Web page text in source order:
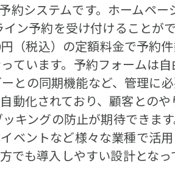
システムです。ホームペー
ン予約を受け付けることが
（税込）の定額料金で予約
ています。予約フォームは自
との同期機能など、管理に
動化されており、顧客とのや
キングの防止が期待できま
ベントなど様々な業種で活
でも導入しやすい設計となっ